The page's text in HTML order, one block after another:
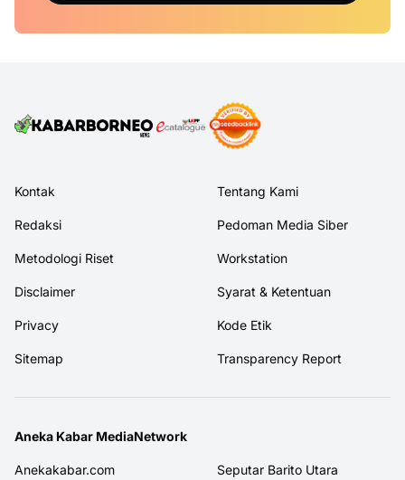
Kontak Tentang Kami
Redaksi Pedoman Media Siber
Metodologi Riset Workstation
Disclaimer Syarat & Ketentuan
Privacy Kode Etik
Sitemap Transparency Report
Aneka Kabar MediaNetwork
Anekakabar.com Seputar Barito Utara